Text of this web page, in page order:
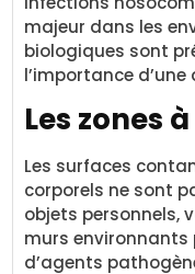
majeur dans les
biologiques sont
l’importance
Les zones
Les surfaces
corporels ne sont
objets personnels,
murs environnants
d’agents